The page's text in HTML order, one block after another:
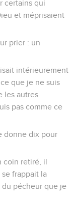
certains qui
et méprisaient
prier : un
intérieurement
que je ne suis
les autres
pas comme ce
donne dix pour
coin retiré, il
se frappait la
pécheur que je